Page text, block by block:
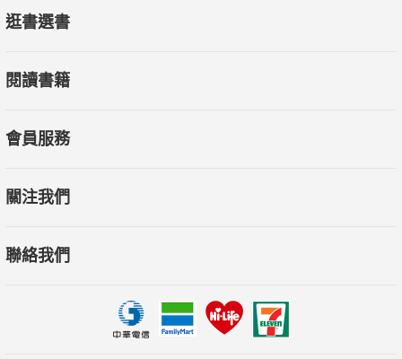
逛書選書
閱讀書籍
會員服務
關注我們
聯絡我們